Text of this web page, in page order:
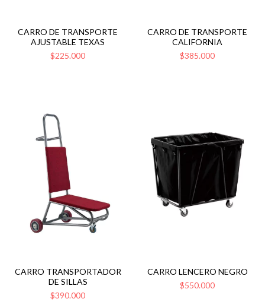
CARRO DE TRANSPORTE
AJUSTABLE TEXAS
$225.000
CARRO DE TRANSPORTE
CALIFORNIA
$385.000
CARRO TRANSPORTADOR
DE SILLAS
$390.000
CARRO LENCERO NEGRO
$550.000